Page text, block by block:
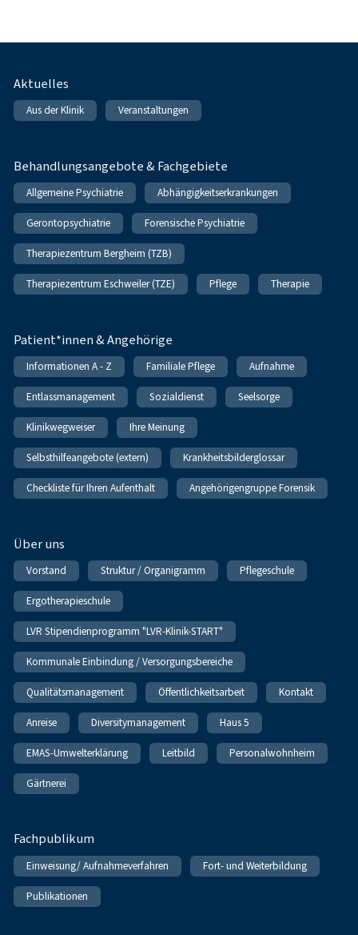
Fußnavigation
Aktuelles
Aus der Klinik Veranstaltungen
Behandlungsangebote & Fachgebiete
Allgemeine Psychiatrie Abhängigkeitserkrankungen
Gerontopsychiatrie Forensische Psychiatrie
Therapiezentrum Bergheim (TZB)
Therapiezentrum Eschweiler (TZE) Pflege Therapie
Patient*innen & Angehörige
Informationen A - Z Familiale Pflege Aufnahme
Entlassmanagement Sozialdienst Seelsorge
Klinikwegweiser Ihre Meinung
Selbsthilfeangebote (extern) Krankheitsbilderglossar
Checkliste für Ihren Aufenthalt Angehörigengruppe Forensik
Über uns
Vorstand Struktur / Organigramm Pflegeschule
Ergotherapieschule
LVR Stipendienprogramm "LVR-Klinik-START"
Kommunale Einbindung / Versorgungsbereiche
Qualitätsmanagement Öffentlichkeitsarbeit Kontakt
Anreise Diversitymanagement Haus 5
EMAS-Umwelterklärung Leitbild Personalwohnheim
Gärtnerei
Fachpublikum
Einweisung/ Aufnahmeverfahren Fort- und Weiterbildung
Publikationen